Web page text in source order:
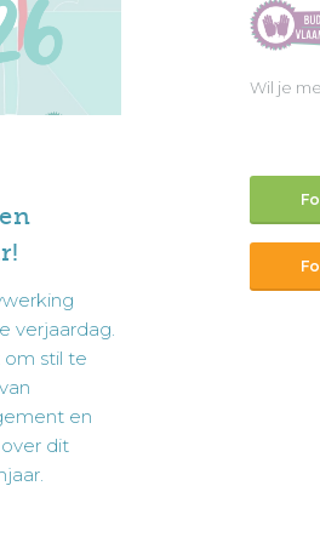
dan
met
eerste
verjaardag.
stil te
en
dit
Wil je